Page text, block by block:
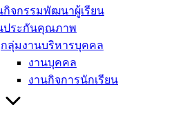
กิจกรรมพัฒนาผู้เรียน
ประกันคุณภาพ
กลุ่มงานบริหารบุคคล
งานบุคคล
งานกิจการนักเรียน